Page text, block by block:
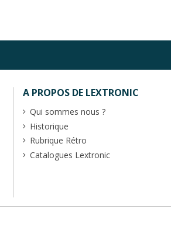
A PROPOS DE LEXTRONIC
Qui sommes nous ?
Historique
Rubrique Rétro
Catalogues Lextronic